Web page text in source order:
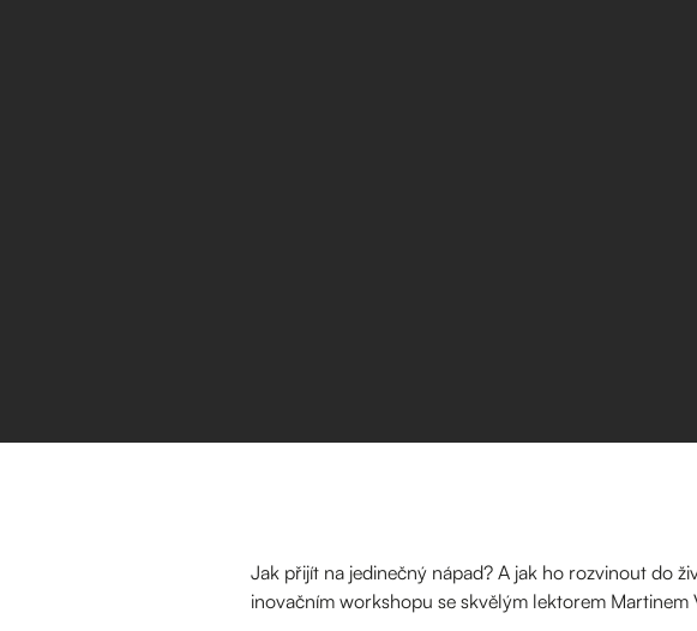
Jak přijít na jedinečný nápad? A jak ho rozvinout do
inovačním workshopu se skvělým lektorem Martinem